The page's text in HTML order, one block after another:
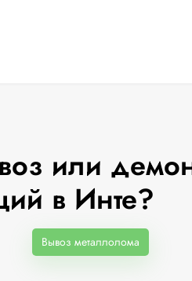
или
в Инте?
Вывоз металлолома